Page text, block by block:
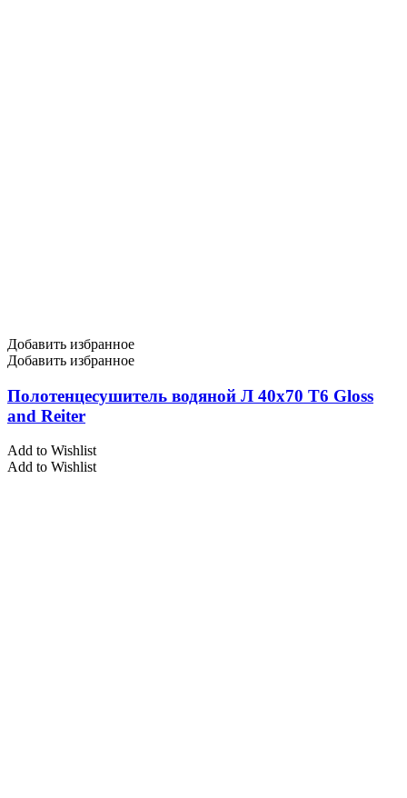
Добавить избранное
Добавить избранное
Полотенцесушитель водяной Л 40х70 Т6 Gloss
and Reiter
Add to Wishlist
Add to Wishlist